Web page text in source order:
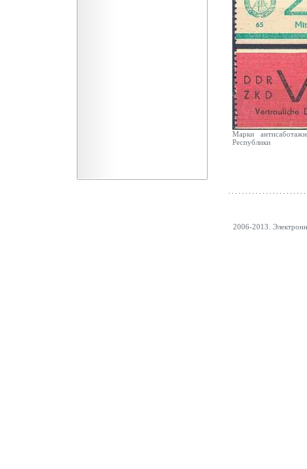
Марки
Республики
2006-2013.